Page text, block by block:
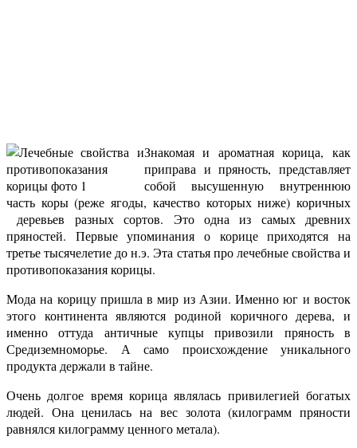
Знакомая и ароматная корица, как
приправа и пряность, представляет
собой высушенную внутреннюю
часть коры (реже ягоды, качество которых ниже) коричных
деревьев разных сортов. Это одна из самых древних
пряностей. Первые упоминания о корице приходятся на
третье тысячелетие до н.э. Эта статья про лечебные свойства и
противопоказания корицы.
Мода на корицу пришла в мир из Азии. Именно юг и восток
этого континента являются родиной коричного дерева, и
именно оттуда античные купцы привозили пряность в
Средиземноморье. А само происхождение уникального
продукта держали в тайне.
Очень долгое время корица являлась привилегией богатых
людей. Она ценилась на вес золота (килограмм пряности
равнялся килограмму ценного метала).